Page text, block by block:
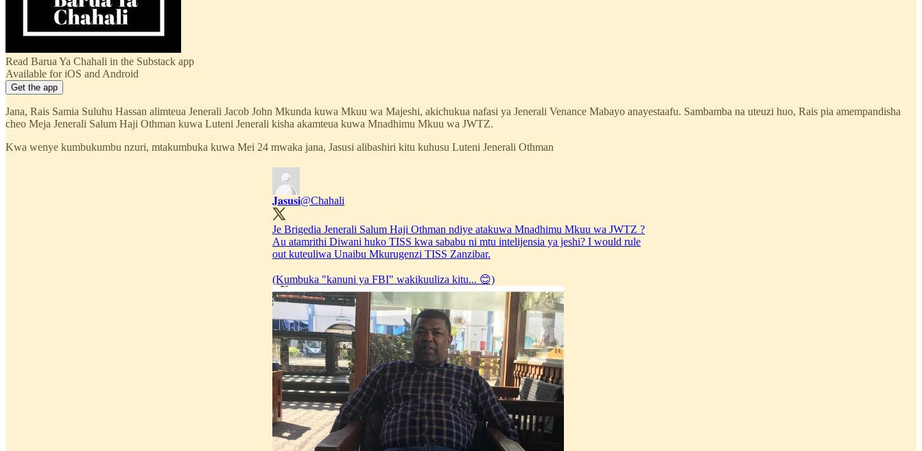
Read Barua Ya Chahali in the Substack app
Available for iOS and Android
Get the app
Jana, Rais Samia Suluhu Hassan alimteua Jenerali Jacob John Mkunda kuwa Mkuu wa Majeshi, akichukua nafasi ya Jenerali Venance Mabayo anayestaafu. Sambamba na uteuzi huo, Rais pia amempandisha
cheo Meja Jenerali Salum Haji Othman kuwa Luteni Jenerali kisha akamteua kuwa Mnadhimu Mkuu wa JWTZ.
Kwa wenye kumbukumbu nzuri, mtakumbuka kuwa Mei 24 mwaka jana, Jasusi alibashiri kitu kuhusu Luteni Jenerali Othman
𝐉𝐚𝐬𝐮𝐬𝐢@Chahali
Je Brigedia Jenerali Salum Haji Othman ndiye atakuwa Mnadhimu Mkuu wa JWTZ ?
Au atamrithi Diwani huko TISS kwa sababu ni mtu intelijensia ya jeshi? I would rule
out kuteuliwa Unaibu Mkurugenzi TISS Zanzibar.
(Kumbuka "kanuni ya FBI" wakikuuliza kitu... 😊)